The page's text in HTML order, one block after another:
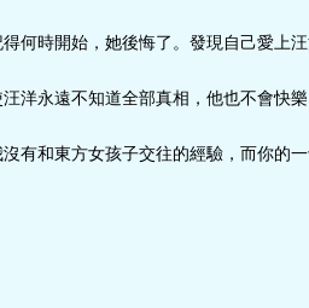
何時開始，她後悔了。發現自己愛上
汪洋永遠不知道全部真相，他也不會快
沒有和東方女孩子交往的經驗，而你的